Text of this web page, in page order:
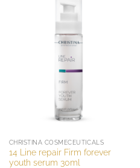
CHRISTINA COSMECEUTICALS
14 Line repair Firm forever
youth serum 30ml